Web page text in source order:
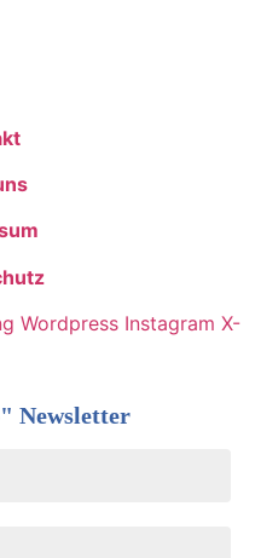
Wordpress Instagram X-
Newsletter